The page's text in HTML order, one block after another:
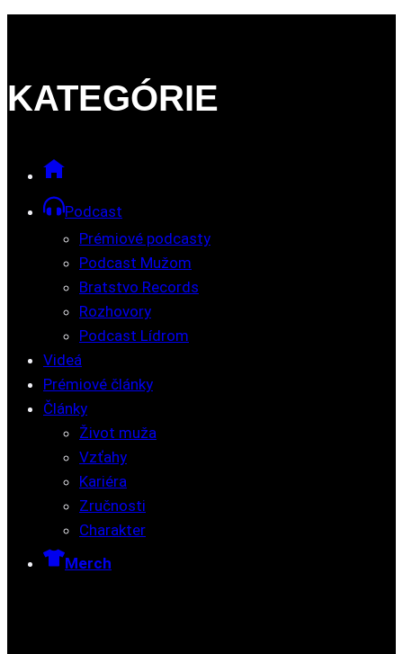
KATEGÓRIE
Podcast
Prémiové podcasty
Podcast Mužom
Bratstvo Records
Rozhovory
Podcast Lídrom
Videá
Prémiové články
Články
Život muža
Vzťahy
Kariéra
Zručnosti
Charakter
Merch